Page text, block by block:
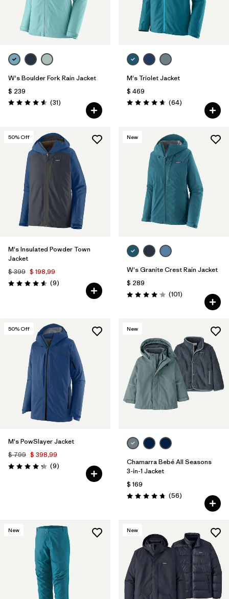
W's Boulder Fork Rain Jacket
$ 239
Valoración: 4.5 / 5
(31Comentarios
)
M's Triolet Jacket
$ 469
Valoración: 4.7 / 5
(64Comentarios
)
50% Off
M's Insulated Powder Town
Jacket
$ 399 $ 198,99
Valoración: 4.6 / 5
(9Comentarios
)
New
W's Granite Crest Rain Jacket
$ 289
Valoración: 4.1 / 5
(101Comentarios
)
50% Off
M's PowSlayer Jacket
$ 799 $ 398,99
Valoración: 4.2 / 5
(9Comentarios
)
New
Chamarra Bebé All Seasons
3-in-1 Jacket
$ 169
Valoración: 4.8 / 5
(56Comentarios
)
New New